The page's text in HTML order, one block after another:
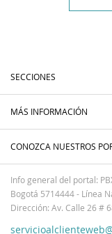
SECCIONES
MÁS INFORMACIÓN
CONOZCA NUESTROS
Info general del portal:
Bogotá 5714444 - Línea
Dirección: Av. Calle 26 #